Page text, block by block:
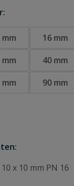
mm 16 mm
mm 40 mm
mm
90 mm
x 10 mm PN 16